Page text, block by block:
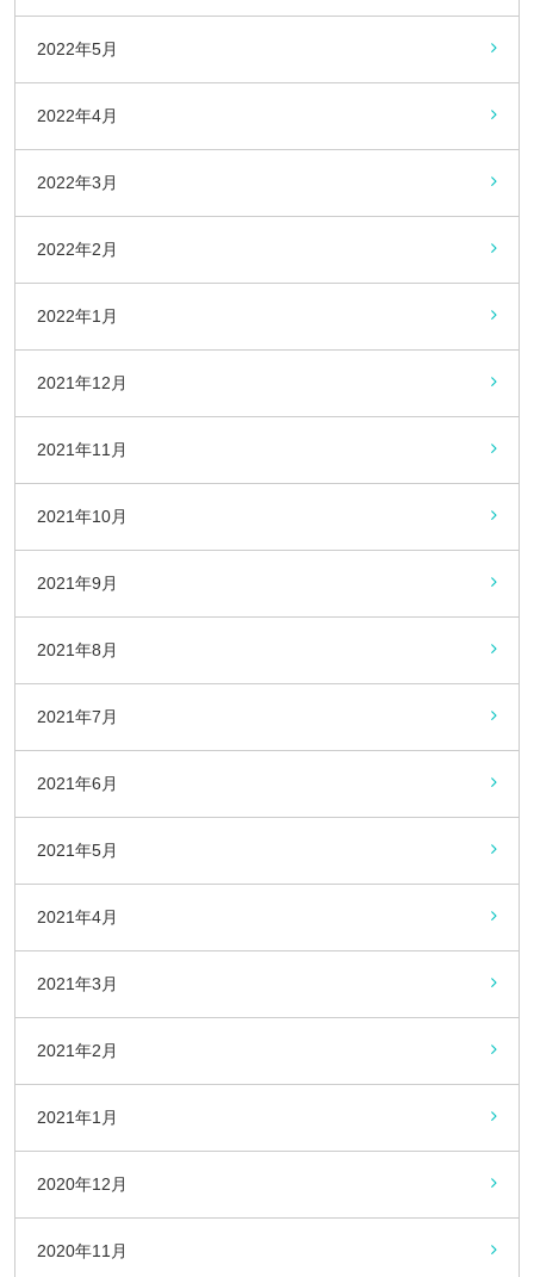
2022年5月
2022年4月
2022年3月
2022年2月
2022年1月
2021年12月
2021年11月
2021年10月
2021年9月
2021年8月
2021年7月
2021年6月
2021年5月
2021年4月
2021年3月
2021年2月
2021年1月
2020年12月
2020年11月